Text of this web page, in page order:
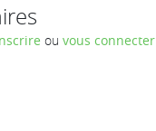
ou vous connecter